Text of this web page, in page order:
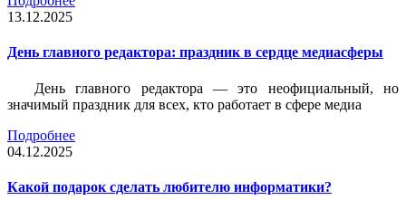
13.12.2025
День главного редактора: праздник в сердце медиасферы
День главного редактора — это неофициальный, но
значимый праздник для всех, кто работает в сфере медиа
Подробнее
04.12.2025
Какой подарок сделать любителю информатики?